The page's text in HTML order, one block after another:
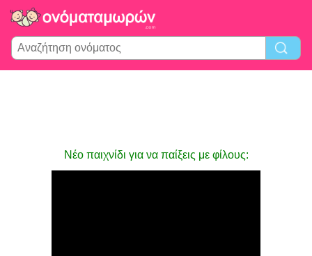
Νέο παιχνίδι για να παίξεις με φίλους: